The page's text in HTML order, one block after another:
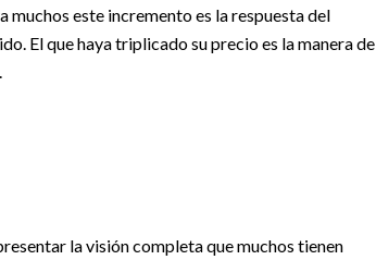
muchos este incremento es la respuesta del
El que haya triplicado su precio es la manera de
la visión completa que muchos tienen